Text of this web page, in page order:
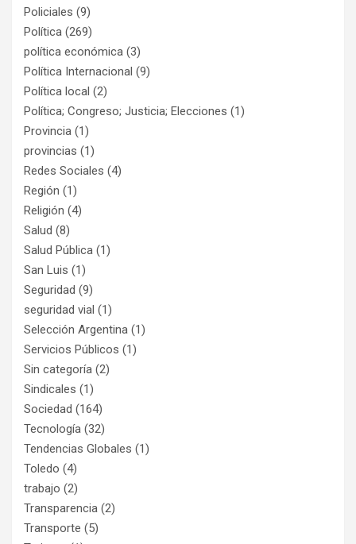
Policiales (9)
Política (269)
política económica (3)
Política Internacional (9)
Política local (2)
Política; Congreso; Justicia; Elecciones (1)
Provincia (1)
provincias (1)
Redes Sociales (4)
Región (1)
Religión (4)
Salud (8)
Salud Pública (1)
San Luis (1)
Seguridad (9)
seguridad vial (1)
Selección Argentina (1)
Servicios Públicos (1)
Sin categoría (2)
Sindicales (1)
Sociedad (164)
Tecnología (32)
Tendencias Globales (1)
Toledo (4)
trabajo (2)
Transparencia (2)
Transporte (5)